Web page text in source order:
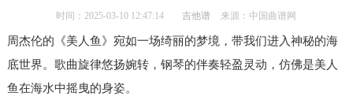
时间：2025-03-10 12:47:14 吉他谱 来源：中国曲谱网
周杰伦的《美人鱼》宛如一场绮丽的梦境，带我们进入神秘的海
底世界。歌曲旋律悠扬婉转，钢琴的伴奏轻盈灵动，仿佛是美人
鱼在海水中摇曳的身姿。